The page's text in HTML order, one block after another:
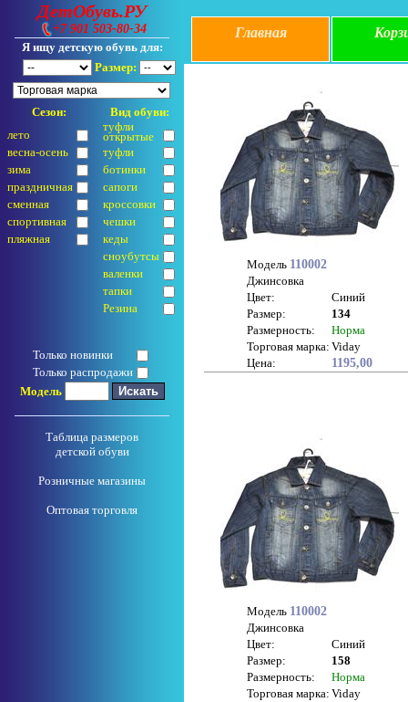
ДетОбувь.РУ
+7 901 503-80-34
Я ищу детскую обувь для:
Размер:
Сезон:
лето
весна-осень
зима
праздничная
сменная
спортивная
пляжная
Вид обуви:
туфли
открытые
туфли
ботинки
сапоги
кроссовки
чешки
кеды
сноубутсы
валенки
тапки
Резина
Только новинки
Только распродажи
Модель
Таблица размеров
детской обуви
Розничные магазины
Оптовая торговля
Главная
Модель 110002
Джинсовка
Цвет:
Синий
Размер:
134
Размерность:
Норма
Торговая марка: Viday
Цена:
1195,00
Модель 110002
Джинсовка
Цвет:
Синий
Размер:
158
Размерность:
Норма
Торговая марка: Viday